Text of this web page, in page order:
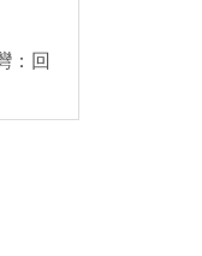
：回